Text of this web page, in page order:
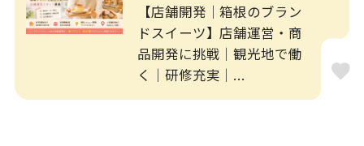
一般企業 工場
その他
特徴
【店舗開発｜箱根のブラン
ドスイーツ】店舗運営・商
品開発に挑戦｜観光地で働
く｜研修充実｜...